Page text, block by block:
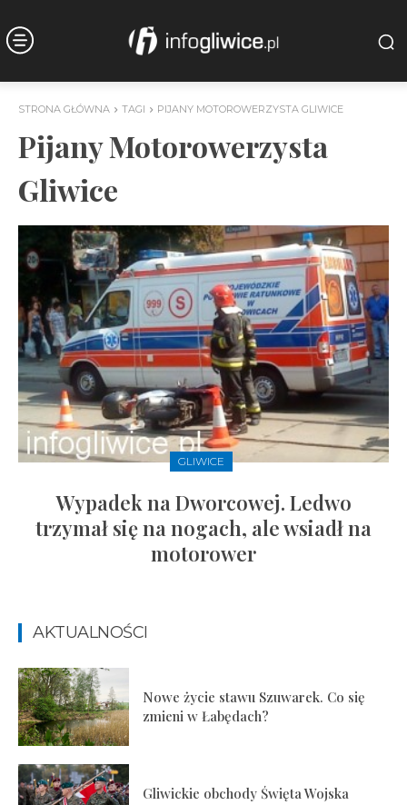
STRONA GŁÓWNA TAGI PIJANY MOTOROWERZYSTA GLIWICE
Pijany Motorowerzysta
Gliwice
GLIWICE
Wypadek na Dworcowej. Ledwo
trzymał się na nogach, ale wsiadł na
motorower
AKTUALNOŚCI
Nowe życie stawu Szuwarek. Co się
zmieni w Łabędach?
Gliwickie obchody Święta Wojska